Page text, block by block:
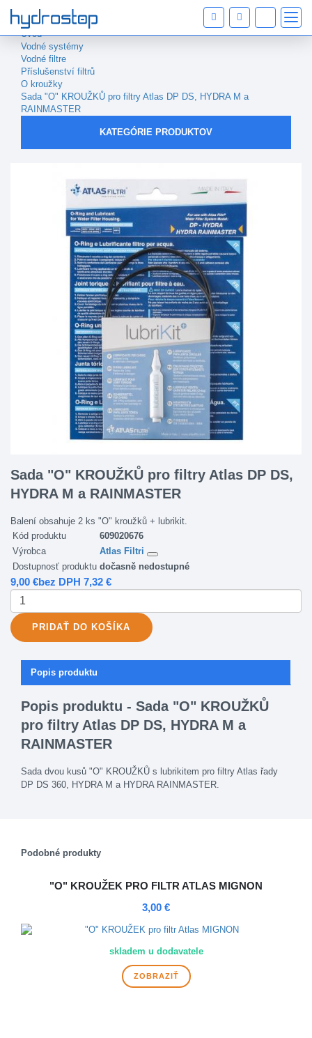
Úvod
Vodné systémy
Vodné filtre
Příslušenství filtrů
O kroužky
Sada "O" KROUŽKŮ pro filtry Atlas DP DS, HYDRA M a
RAINMASTER
KATEGÓRIE PRODUKTOV
Sada "O" KROUŽKŮ pro filtry Atlas DP DS,
HYDRA M a RAINMASTER
Balení obsahuje 2 ks "O" kroužků + lubrikit.
Kód produktu
609020676
Výrobca
Atlas Filtri
Dostupnosť produktu dočasně nedostupné
9,00 €bez DPH 7,32 €
PRIDAŤ DO KOŠÍKA
Popis produktu
Popis produktu - Sada "O" KROUŽKŮ
pro filtry Atlas DP DS, HYDRA M a
RAINMASTER
Sada dvou kusů "O" KROUŽKŮ s lubrikitem pro filtry Atlas řady
DP DS 360, HYDRA M a HYDRA RAINMASTER.
Podobné produkty
"O" KROUŽEK PRO FILTR ATLAS MIGNON
3,00 €
skladem u dodavatele
ZOBRAZIŤ